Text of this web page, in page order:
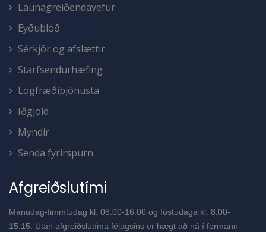
Launagreiðendavefur
Eyðublöð
Sérkjör og afslættir
Starfsendurhæfing
Lögfræðiþjónusta
Iðgjöld
Myndir
Senda fyrirspurn
Afgreiðslutími
Mánudag-fimmtudag kl. 08:00-16:00 og föstudaga kl. 8:00-
15:15. Utan afgreiðslutíma félagsins er hægt að ná í formann